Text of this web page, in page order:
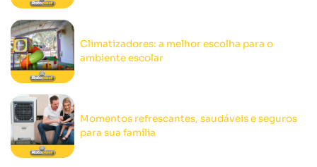
Climatizadores: a melhor escolha para o
ambiente escolar
Momentos refrescantes, saudáveis e seguros
para sua família